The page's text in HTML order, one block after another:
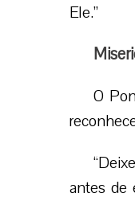
Ele.”
O
antes de